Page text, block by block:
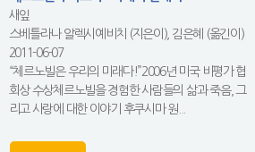
새잎
스베틀라나 알렉시예비치 (지은이), 김은혜 (옮긴이)
2011-06-07
“체르노빌은 우리의 미래다!”2006년 미국 비평가 협
회상 수상체르노빌을 경험한 사람들의 삶과 죽음, 그
리고 사랑에 대한 이야기 후쿠시마 원...